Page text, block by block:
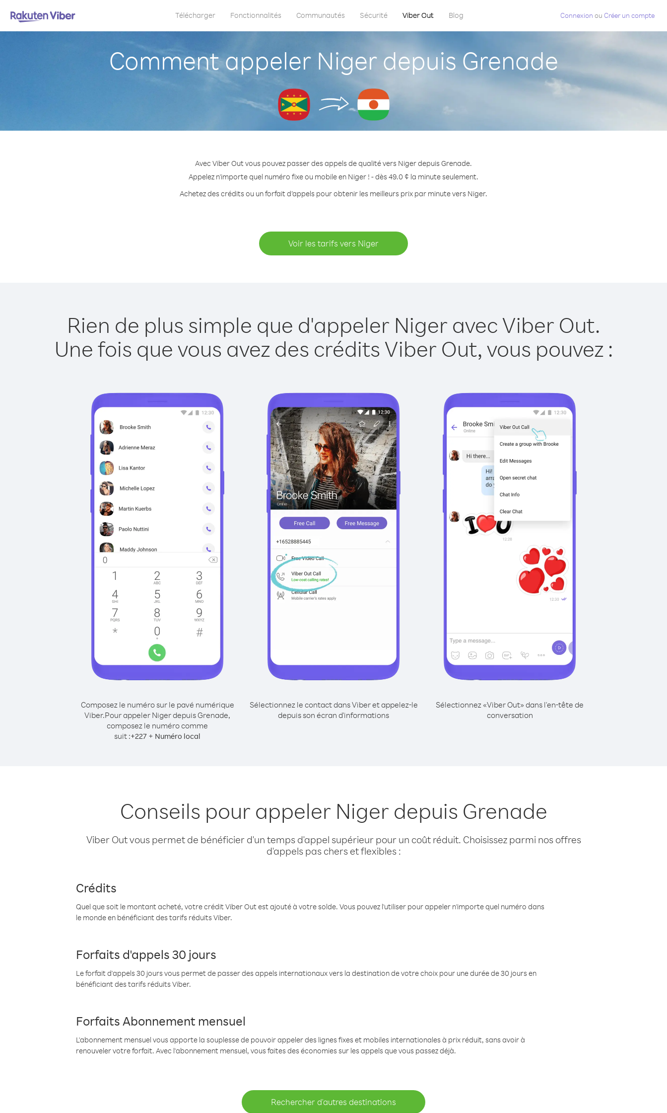
Télécharger Fonctionnalités Communautés Sécurité Viber Out Blog Connexion ou Créer un compte
Comment appeler Niger depuis Grenade
Avec Viber Out vous pouvez passer des appels de qualité vers Niger depuis Grenade.
Appelez n'importe quel numéro fixe ou mobile en Niger ! - dès 49.0 ¢ la minute seulement.
Achetez des crédits ou un forfait d’appels pour obtenir les meilleurs prix par minute vers Niger.
Voir les tarifs vers Niger
Rien de plus simple que d'appeler Niger avec Viber Out.
Une fois que vous avez des crédits Viber Out, vous pouvez :
Composez le numéro sur le pavé numérique
Viber.Pour appeler Niger depuis Grenade,
composez le numéro comme
suit :+227 + Numéro local
Sélectionnez le contact dans Viber et appelez-le
depuis son écran d'informations
Sélectionnez «Viber Out» dans l'en-tête de
conversation
Conseils pour appeler Niger depuis Grenade
Viber Out vous permet de bénéficier d'un temps d'appel supérieur pour un coût réduit. Choisissez parmi nos offres
d'appels pas chers et flexibles :
Crédits
Quel que soit le montant acheté, votre crédit Viber Out est ajouté à votre solde. Vous pouvez l'utiliser pour appeler n'importe quel numéro dans
le monde en bénéficiant des tarifs réduits Viber.
Forfaits d'appels 30 jours
Le forfait d'appels 30 jours vous permet de passer des appels internationaux vers la destination de votre choix pour une durée de 30 jours en
bénéficiant des tarifs réduits Viber.
Forfaits Abonnement mensuel
L'abonnement mensuel vous apporte la souplesse de pouvoir appeler des lignes fixes et mobiles internationales à prix réduit, sans avoir à
renouveler votre forfait. Avec l'abonnement mensuel, vous faites des économies sur les appels que vous passez déjà.
Rechercher d'autres destinations